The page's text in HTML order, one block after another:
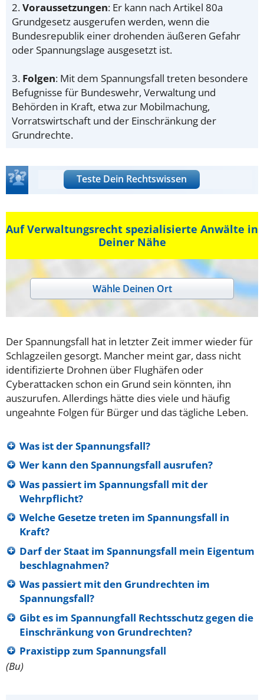
2.Voraussetzungen: Er kann nach Artikel 80a
Grundgesetz ausgerufen werden, wenn die
Bundesrepublik einer drohenden äußeren Gefahr
oder Spannungslage ausgesetzt ist.
3. Folgen: Mit dem Spannungsfall treten besondere
Befugnisse für Bundeswehr, Verwaltung und
Behörden in Kraft, etwa zur Mobilmachung,
Vorratswirtschaft und der Einschränkung der
Grundrechte.
Teste Dein Rechtswissen
Auf Verwaltungsrecht spezialisierte Anwälte in
Deiner Nähe
Wähle Deinen Ort
Der Spannungsfall hat in letzter Zeit immer wieder für
Schlagzeilen gesorgt. Mancher meint gar, dass nicht
identifizierte Drohnen über Flughäfen oder
Cyberattacken schon ein Grund sein könnten, ihn
auszurufen. Allerdings hätte dies viele und häufig
ungeahnte Folgen für Bürger und das tägliche Leben.
Was ist der Spannungsfall?
Wer kann den Spannungsfall ausrufen?
Was passiert im Spannungsfall mit der
Wehrpflicht?
Welche Gesetze treten im Spannungsfall in
Kraft?
Darf der Staat im Spannungsfall mein Eigentum
beschlagnahmen?
Was passiert mit den Grundrechten im
Spannungsfall?
Gibt es im Spannungfall Rechtsschutz gegen die
Einschränkung von Grundrechten?
Praxistipp zum Spannungsfall
(Bu)